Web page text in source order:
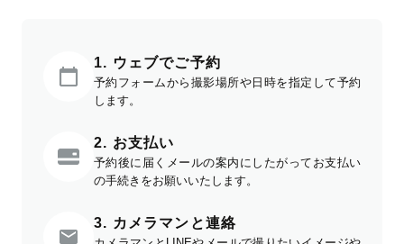
1. ウェブでご予約
予約フォームから撮影場所や日時を指定して予約
します。
2. お支払い
予約後に届くメールの案内にしたがってお支払い
の手続きをお願いいたします。
3. カメラマンと連絡